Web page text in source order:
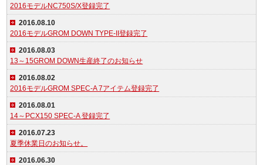
2016モデルNC750S/X登録完了
2016.08.10
2016モデルGROM DOWN TYPE-II登録完了
2016.08.03
13～15GROM DOWN生産終了のお知らせ
2016.08.02
2016モデルGROM SPEC-A 7アイテム登録完了
2016.08.01
14～PCX150 SPEC-A 登録完了
2016.07.23
夏季休業日のお知らせ。
2016.06.30